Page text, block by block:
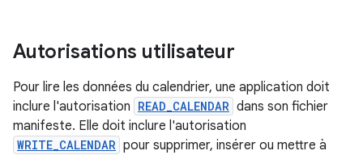
Autorisations utilisateur
Pour lire les données du calendrier, une application doit
inclure l'autorisation READ_CALENDAR dans son fichier
manifeste. Elle doit inclure l'autorisation
WRITE_CALENDAR pour supprimer, insérer ou mettre à